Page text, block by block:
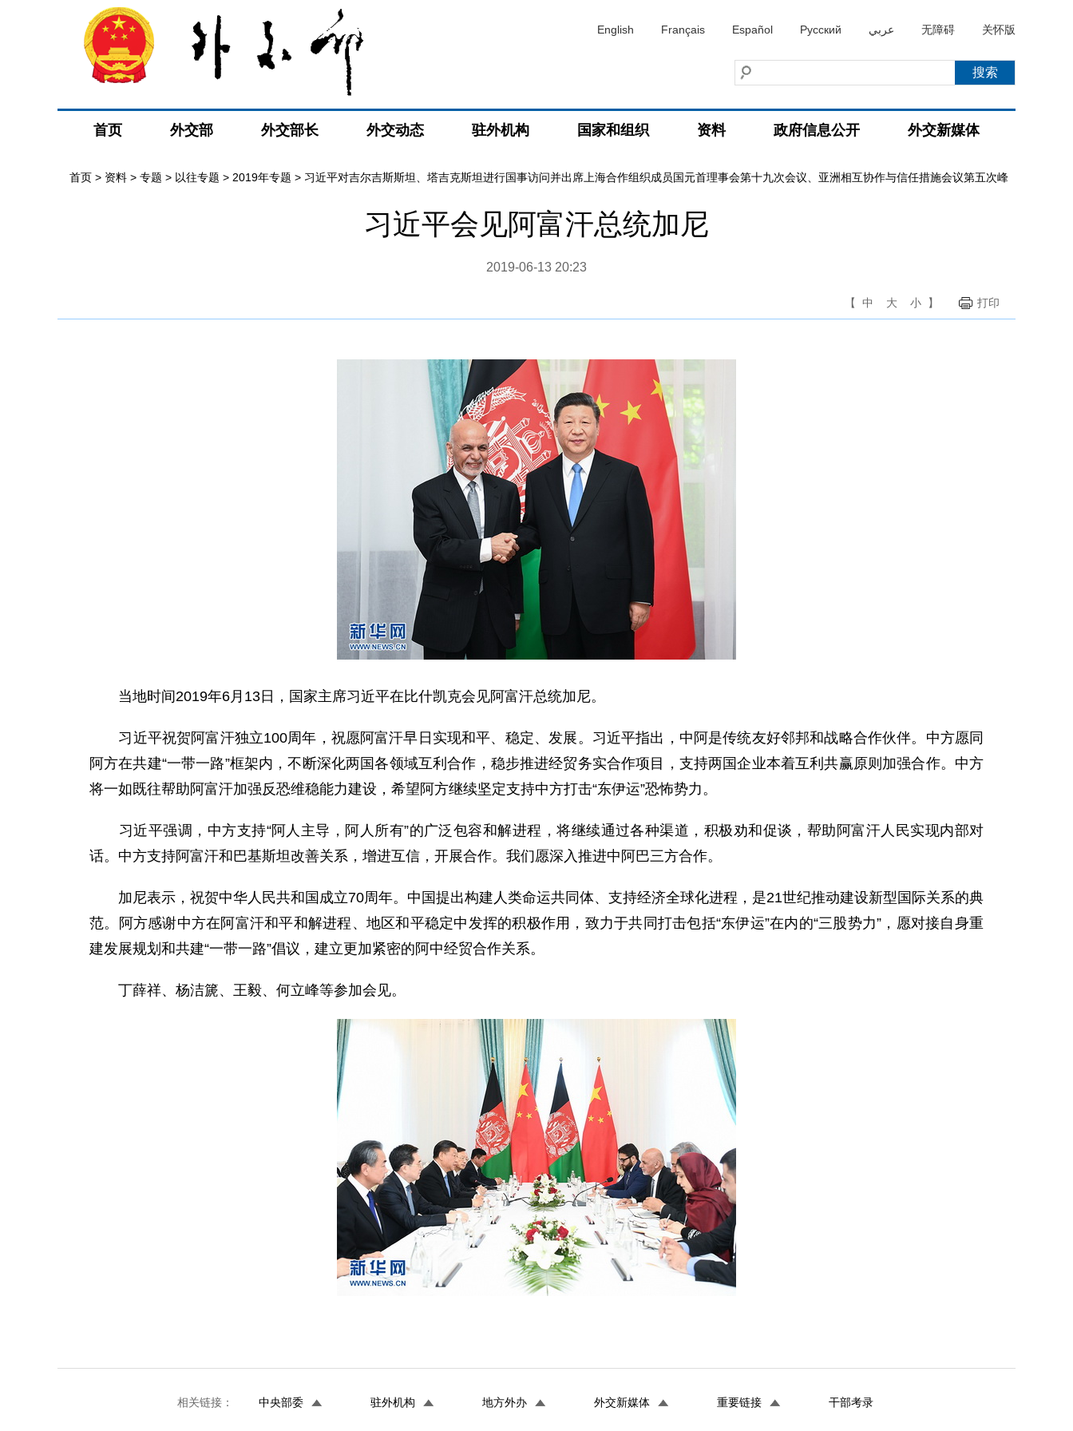
English Français Español Русский عربي 无障碍 关怀版
首页 外交部 外交部长 外交动态 驻外机构 国家和组织 资料 政府信息公开 外交新媒体
首页 > 资料 > 专题 > 以往专题 > 2019年专题 > 习近平对吉尔吉斯斯坦、塔吉克斯坦进行国事访问并出席上海合作组织成员国元首理事会第十九次会议、亚洲相互协作与信任措施会议第五次峰
习近平会见阿富汗总统加尼
2019-06-13 20:23
【 中 大 小 】 打印
当地时间2019年6月13日，国家主席习近平在比什凯克会见阿富汗总统加尼。
习近平祝贺阿富汗独立100周年，祝愿阿富汗早日实现和平、稳定、发展。习近平指出，中阿是传统友好邻邦和战略合作伙伴。中方愿同
阿方在共建“一带一路”框架内，不断深化两国各领域互利合作，稳步推进经贸务实合作项目，支持两国企业本着互利共赢原则加强合作。中方
将一如既往帮助阿富汗加强反恐维稳能力建设，希望阿方继续坚定支持中方打击“东伊运”恐怖势力。
习近平强调，中方支持“阿人主导，阿人所有”的广泛包容和解进程，将继续通过各种渠道，积极劝和促谈，帮助阿富汗人民实现内部对
话。中方支持阿富汗和巴基斯坦改善关系，增进互信，开展合作。我们愿深入推进中阿巴三方合作。
加尼表示，祝贺中华人民共和国成立70周年。中国提出构建人类命运共同体、支持经济全球化进程，是21世纪推动建设新型国际关系的典
范。阿方感谢中方在阿富汗和平和解进程、地区和平稳定中发挥的积极作用，致力于共同打击包括“东伊运”在内的“三股势力”，愿对接自身重
建发展规划和共建“一带一路”倡议，建立更加紧密的阿中经贸合作关系。
丁薛祥、杨洁篪、王毅、何立峰等参加会见。
相关链接： 中央部委 驻外机构 地方外办 外交新媒体 重要链接 干部考录